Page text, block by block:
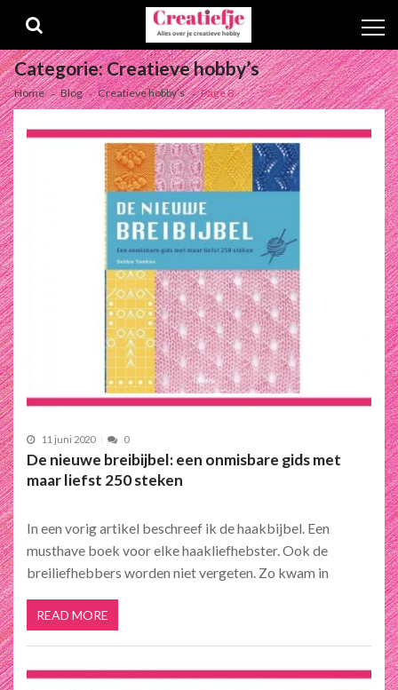
navigation
content
Categorie:Creatieve hobby’s
Home Blog Creatieve hobby’s Page 8
11 juni 2020 0
De nieuwe breibijbel: een onmisbare gids met
maar liefst 250 steken
In een vorig artikel beschreef ik de haakbijbel. Een
musthave boek voor elke haakliefhebster. Ook de
breiliefhebbers worden niet vergeten. Zo kwam in
READ MORE